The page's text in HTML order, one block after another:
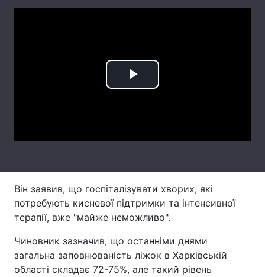
Послуги
Play
Він заявив, що госпіталізувати хворих, які
потребують кисневої підтримки та інтенсивної
терапії, вже "майже неможливо".
Чиновник зазначив, що останніми днями
загальна заповнюваність ліжок в Харківській
області складає 72-75%, але такий рівень